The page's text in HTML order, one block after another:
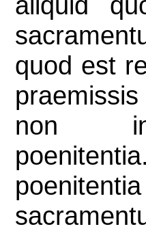
quod est
non